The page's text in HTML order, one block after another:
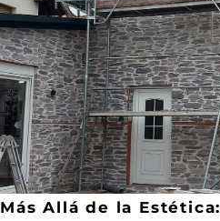
Más Allá de la Estética: